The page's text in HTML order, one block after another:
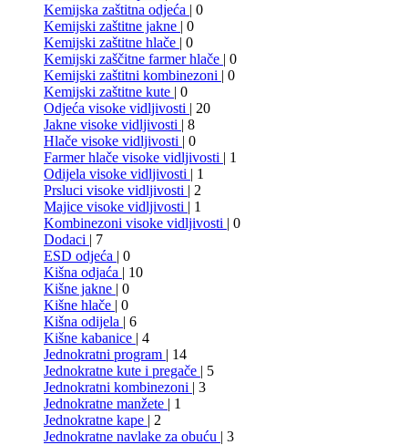
Kemijska zaštitna odjeća | 0
Kemijski zaštitne jakne | 0
Kemijski zaštitne hlače | 0
Kemijski zaščitne farmer hlače | 0
Kemijski zaštitni kombinezoni | 0
Kemijski zaštitne kute | 0
Odjeća visoke vidljivosti | 20
Jakne visoke vidljivosti | 8
Hlače visoke vidljivosti | 0
Farmer hlače visoke vidljivosti | 1
Odijela visoke vidljivosti | 1
Prsluci visoke vidljivosti | 2
Majice visoke vidljivosti | 1
Kombinezoni visoke vidljivosti | 0
Dodaci | 7
ESD odjeća | 0
Kišna odjaća | 10
Kišne jakne | 0
Kišne hlače | 0
Kišna odijela | 6
Kišne kabanice | 4
Jednokratni program | 14
Jednokratne kute i pregače | 5
Jednokratni kombinezoni | 3
Jednokratne manžete | 1
Jednokratne kape | 2
Jednokratne navlake za obuću | 3